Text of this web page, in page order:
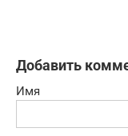
Добавить
Имя